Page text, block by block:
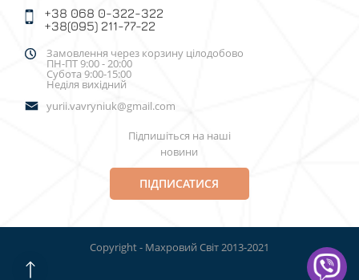
+38 068 0-322-322
+38(095) 211-77-22
Замовлення через корзину цілодобово
ПН-ПТ 9:00 - 20:00
Субота 9:00-15:00
Неділя вихідний
yurii.vavryniuk@gmail.com
Підпишіться на наші
новини
ПІДПИСАТИСЯ
Copyright - Махровий Світ 2013-2021